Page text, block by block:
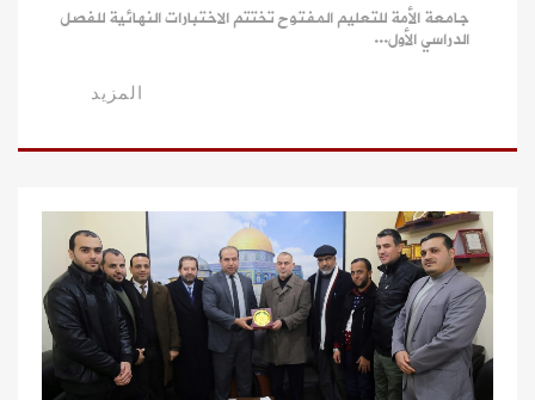
جامعة الأمة للتعليم المفتوح تختتم الاختبارات النهائية للفصل
الدراسي الأول...
المزيد